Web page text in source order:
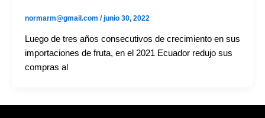
normarm@gmail.com /junio 30, 2022
Luego de tres años consecutivos de crecimiento en sus
importaciones de fruta, en el 2021 Ecuador redujo sus
compras al